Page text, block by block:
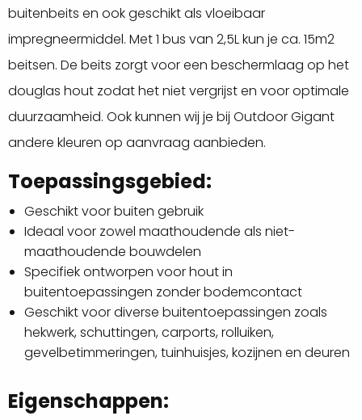
buitenbeits en ook geschikt als vloeibaar
impregneermiddel. Met 1 bus van 2,5L kun je ca. 15m2
beitsen. De beits zorgt voor een beschermlaag op het
douglas hout zodat het niet vergrijst en voor optimale
duurzaamheid. Ook kunnen wij je bij Outdoor Gigant
andere kleuren op aanvraag aanbieden.
Toepassingsgebied:
Geschikt voor buiten gebruik
Ideaal voor zowel maathoudende als niet-
maathoudende bouwdelen
Specifiek ontworpen voor hout in
buitentoepassingen zonder bodemcontact
Geschikt voor diverse buitentoepassingen zoals
hekwerk, schuttingen, carports, rolluiken,
gevelbetimmeringen, tuinhuisjes, kozijnen en deuren
Eigenschappen: